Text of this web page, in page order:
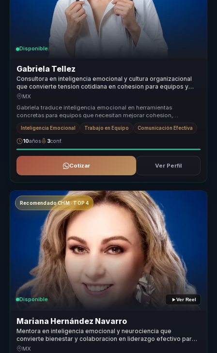
Disponible
Gabriela Tellez
Consultora en inteligencia emocional y cultura organizacional
que convierte tension cotidiana en cohesion para equipos y
lideres.
MX
Gabriela traduce inteligencia emocional en herramientas
concretas para equipos que necesitan mejorar cohesion,
colaboracion y clima labor...
Inteligencia Emocional Trabajo en Equipo Comunicación Efectiva
10años 3conf.
Cotizar Ver Perfil
Recomendado CHM · TOP 4
Disponible Ver Reel
Mariana Hernández Navarro
Mentora en inteligencia emocional y neurociencia que
convierte bienestar y colaboracion en liderazgo efectivo para
empresas y equipos.
MX